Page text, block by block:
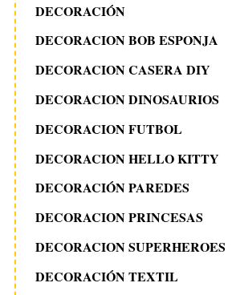
DECORACIÓN
DECORACION BOB ESPONJA
DECORACION CASERA DIY
DECORACION DINOSAURIOS
DECORACION FUTBOL
DECORACION HELLO KITTY
DECORACIÓN PAREDES
DECORACION PRINCESAS
DECORACION SUPERHEROES
DECORACIÓN TEXTIL